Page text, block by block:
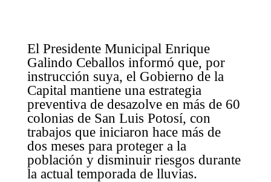
El Presidente Municipal Enrique
Galindo Ceballos informó que, por
instrucción suya, el Gobierno de la
Capital mantiene una estrategia
preventiva de desazolve en más de 60
colonias de San Luis Potosí, con
trabajos que iniciaron hace más de
dos meses para proteger a la
población y disminuir riesgos durante
la actual temporada de lluvias.